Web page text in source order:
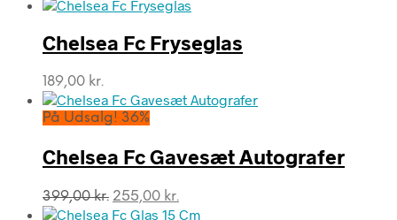
Chelsea Fc Fryseglas
189,00 kr.
På Udsalg! 36%
Chelsea Fc Gavesæt Autografer
399,00kr. Den
oprindelige
255,00 kr.
aktuelle